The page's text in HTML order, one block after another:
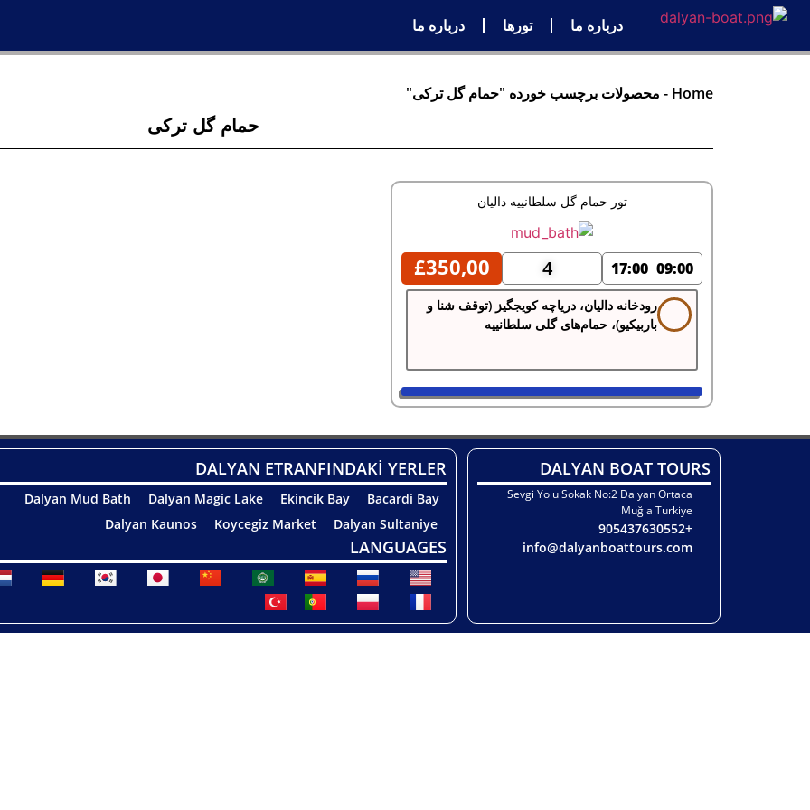
درباره ما تورها درباره ما
Home
- محصولات برچسب خورده "حمام گل ترکی"
حمام گل ترکی
تور حمام گل سلطانییه دالیان
09:00
17:00
4
£350,00
رودخانه دالیان، دریاچه کویجگیز (توقف شنا و
باربیکیو)، حمام‌های گلی سلطانییه
DALYAN BOAT TOURS
Sevgi Yolu Sokak No:2 Dalyan Ortaca
Muğla Turkiye
+905437630552
info@dalyanboattours.com
DALYAN ETRANFINDAKİ YERLER
Bacardi Bay
Ekincik Bay
Dalyan Magic Lake
Dalyan Mud Bath
Dalyan Sultaniye
Koycegiz Market
Dalyan Kaunos
LANGUAGES